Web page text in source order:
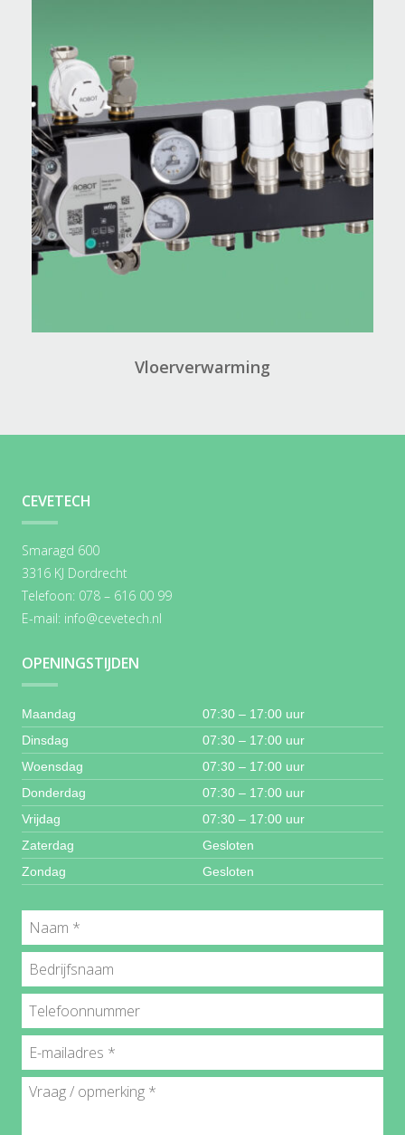
Vloerverwarming
CEVETECH
Smaragd 600
3316 KJ Dordrecht
Telefoon: 078 – 616 00 99
E-mail: info@cevetech.nl
OPENINGSTIJDEN
Maandag
07:30 – 17:00 uur
Dinsdag
07:30 – 17:00 uur
Woensdag
07:30 – 17:00 uur
Donderdag
07:30 – 17:00 uur
Vrijdag
07:30 – 17:00 uur
Zaterdag
Gesloten
Zondag
Gesloten